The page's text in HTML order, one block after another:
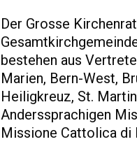
Der Grosse
bestehen aus
Marien, Bern-West,
Heiligkreuz, St.
Anderssprachigen
Missione Cattolica di